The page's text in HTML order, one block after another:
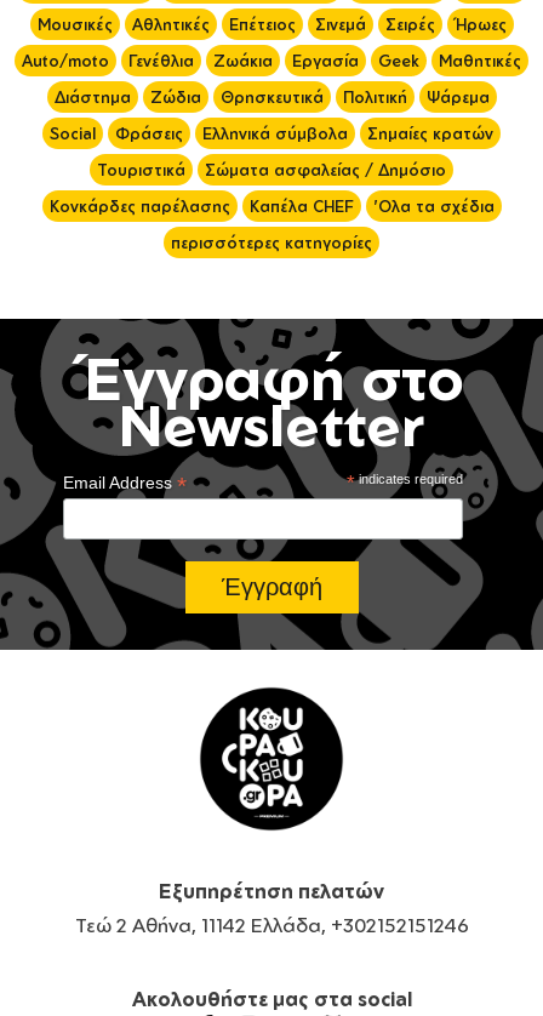
Μουσικές
Αθλητικές Επέτειος Σινεμά Σειρές
Ήρωες
Auto/moto
Γενέθλια Ζωάκια Εργασία Geek
Μαθητικές
Διάστημα
Ζώδια Θρησκευτικά Πολιτική
Ψάρεμα
Social
Φράσεις Ελληνικά σύμβολα
Σημαίες κρατών
Τουριστικά
Σώματα ασφαλείας / Δημόσιο
Κονκάρδες παρέλασης
Καπέλα CHEF
'Ολα τα σχέδια
περισσότερες κατηγορίες
Έγγραφή στο
Newsletter
*indicates required
Email Address*
Εξυπηρέτηση πελατών
Τεώ 2 Αθήνα, 11142 Ελλάδα, +302152151246
Ακολουθήστε μας στα social